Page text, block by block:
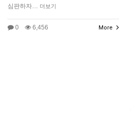
심판하자… 더보기
0 6,456 More